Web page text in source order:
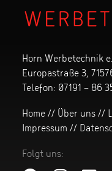
Horn Werbetechnik
Europastraße 3,
Telefon: 07191 – 86
Home // Über uns //
Impressum //
Folgt uns: